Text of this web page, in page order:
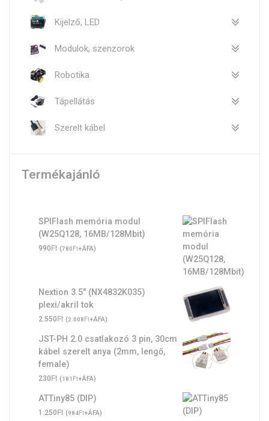
Kijelző, LED
Modulok, szenzorok
Robotika
Tápellátás
Szerelt kábel
Termékajánló
SPIFlash memória modul
(W25Q128, 16MB/128Mbit)
990Ft (780Ft+ÁFA)
Nextion 3.5" (NX4832K035)
plexi/akril tok
2.550Ft (2.008Ft+ÁFA)
JST-PH 2.0 csatlakozó 3 pin, 30cm
kábel szerelt anya (2mm, lengő,
female)
230Ft (181 Ft+ÁFA)
ATTiny85 (DIP)
1.250Ft (984Ft+ÁFA)